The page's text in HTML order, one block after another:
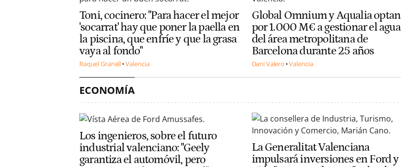
Toni, cocinero: "Para hacer el mejor
'socarrat' hay que poner la paella en
la piscina, que enfríe y que la grasa
vaya al fondo"
Raquel Granell Valencia
Global Omnium y Aqualia optan
por 1.000 M€ a gestionar el agua
del área metropolitana de
Barcelona durante 25 años
Dani Valero Valencia
ECONOMÍA
Los ingenieros, sobre el futuro
industrial valenciano: "Geely
garantiza el automóvil, pero
La Generalitat Valenciana
impulsará inversiones en Ford y